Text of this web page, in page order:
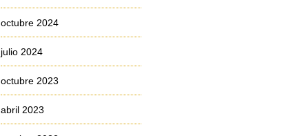
octubre 2024
julio 2024
octubre 2023
abril 2023